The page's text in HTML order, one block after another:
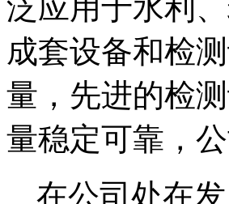
泛应用于水利
成套设备和检
量，先进的检
量稳定可靠，
在公司处在